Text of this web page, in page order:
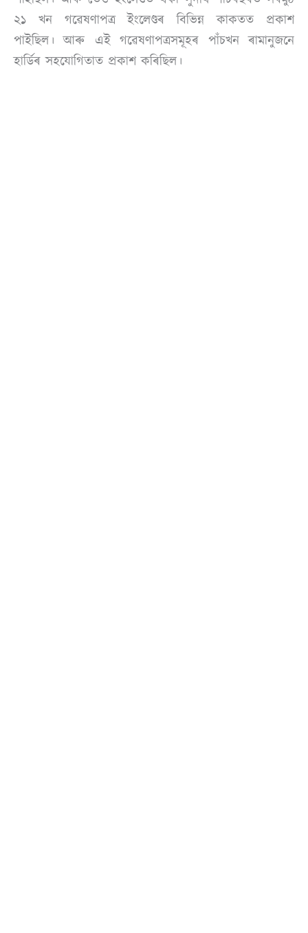
২১ খন গৱেষণাপত্ৰ ইংলেণ্ডৰ বিভিন্ন কাকতত প্ৰকাশ
পাইছিল। আৰু এই গৱেষণাপত্ৰসমূহৰ পাঁচখন ৰামানুজনে
হাৰ্ডিৰ সহযোগিতাত প্ৰকাশ কৰিছিল।